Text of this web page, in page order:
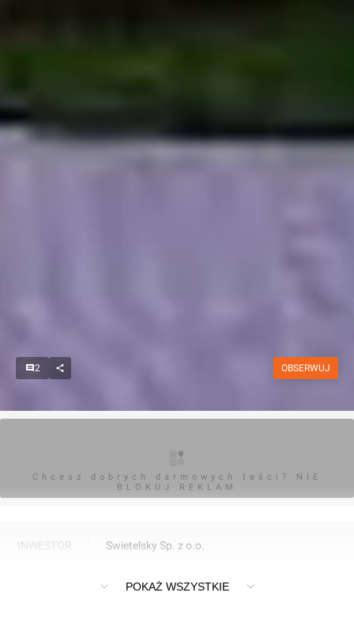
2 OBSERWUJ
Chcesz dobrych darmowych teści? NIE
BLOKUJ REKLAM
INWESTOR Swietelsky Sp. z o.o.
Osiedle mieszkaniowe na lubelskiej Ponikwodzie
POKAŻ WSZYSTKIE